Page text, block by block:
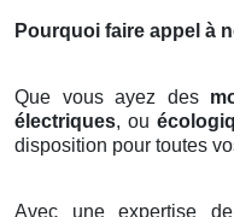
Pourquoi faire appel à
Que vous ayez des
électriques, ou
disposition pour toutes
Avec une expertise